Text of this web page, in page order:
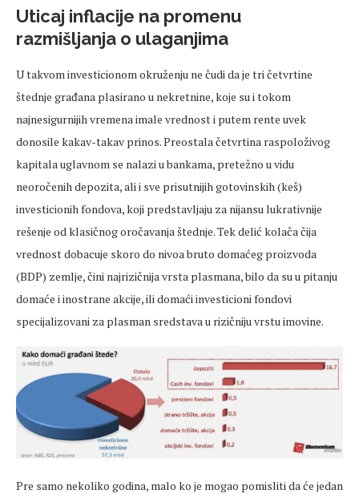
Uticaj inflacije na promenu
razmišljanja o ulaganjima
U takvom investicionom okruženju ne čudi da je tri četvrtine
štednje građana plasirano u nekretnine, koje su i tokom
najnesigurnijih vremena imale vrednost i putem rente uvek
donosile kakav-takav prinos. Preostala četvrtina raspoloživog
kapitala uglavnom se nalazi u bankama, pretežno u vidu
neoročenih depozita, ali i sve prisutnijih gotovinskih (keš)
investicionih fondova, koji predstavljaju za nijansu lukrativnije
rešenje od klasičnog oročavanja štednje. Tek delić kolača čija
vrednost dobacuje skoro do nivoa bruto domaćeg proizvoda
(BDP) zemlje, čini najrizičnija vrsta plasmana, bilo da su u pitanju
domaće i inostrane akcije, ili domaći investicioni fondovi
specijalizovani za plasman sredstava u rizičniju vrstu imovine.
Pre samo nekoliko godina, malo ko je mogao pomisliti da će jedan